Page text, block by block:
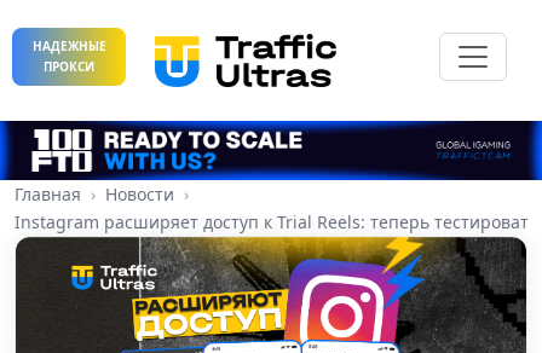
НАДЕЖНЫЕ
ПРОКСИ
Главная
Новости
Instagram расширяет доступ к Trial Reels: теперь